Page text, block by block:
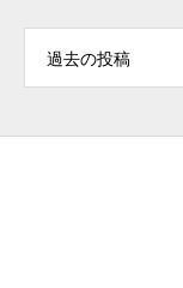
過去の投稿